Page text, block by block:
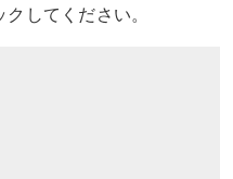
してください。